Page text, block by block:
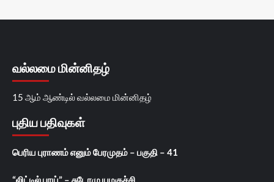
வல்லமை மின்னிதழ்
15 ஆம் ஆண்டில் வல்லமை மின்னிதழ்
புதிய பதிவுகள்
பெரிய புராணம் எனும் பேரமுதம் – பகுதி – 41
“லிட்டில் பாய்” – சுடோமு யமகுச்சி